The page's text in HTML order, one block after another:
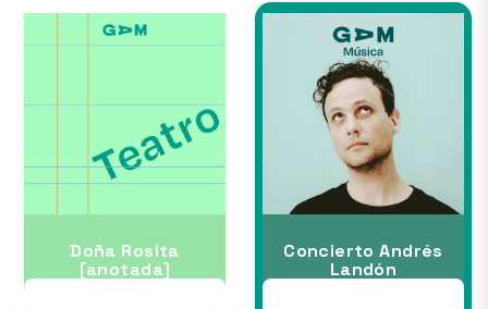
Doña Rosita
[anotada]
Concierto Andrés
Landón